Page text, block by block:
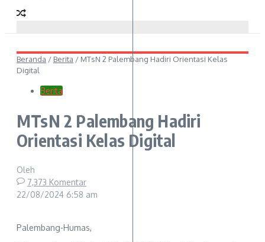
Beranda / Berita / MTsN 2 Palembang Hadiri Orientasi Kelas
Digital
Berita
MTsN 2 Palembang Hadiri
Orientasi Kelas Digital
Oleh
7,373 Komentar
22/08/2024 6:58 am
Palembang-Humas,